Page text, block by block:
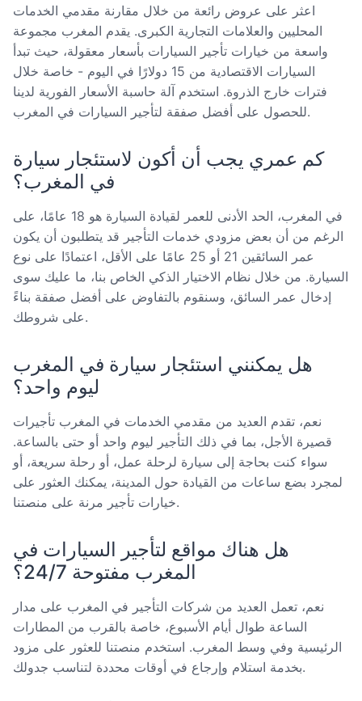
اعثر على عروض رائعة من خلال مقارنة مقدمي الخدمات
المحليين والعلامات التجارية الكبرى. يقدم المغرب مجموعة
واسعة من خيارات تأجير السيارات بأسعار معقولة، حيث تبدأ
السيارات الاقتصادية من 15 دولارًا في اليوم - خاصة خلال
فترات خارج الذروة. استخدم آلة حاسبة الأسعار الفورية لدينا
للحصول على أفضل صفقة لتأجير السيارات في المغرب.
كم عمري يجب أن أكون لاستئجار سيارة
في المغرب؟
في المغرب، الحد الأدنى للعمر لقيادة السيارة هو 18 عامًا، على
الرغم من أن بعض مزودي خدمات التأجير قد يتطلبون أن يكون
عمر السائقين 21 أو 25 عامًا على الأقل، اعتمادًا على نوع
السيارة. من خلال نظام الاختيار الذكي الخاص بنا، ما عليك سوى
إدخال عمر السائق، وسنقوم بالتفاوض على أفضل صفقة بناءً
على شروطك.
هل يمكنني استئجار سيارة في المغرب
ليوم واحد؟
نعم، تقدم العديد من مقدمي الخدمات في المغرب تأجيرات
قصيرة الأجل، بما في ذلك التأجير ليوم واحد أو حتى بالساعة.
سواء كنت بحاجة إلى سيارة لرحلة عمل، أو رحلة سريعة، أو
لمجرد بضع ساعات من القيادة حول المدينة، يمكنك العثور على
خيارات تأجير مرنة على منصتنا.
هل هناك مواقع لتأجير السيارات في
المغرب مفتوحة 24/7؟
نعم، تعمل العديد من شركات التأجير في المغرب على مدار
الساعة طوال أيام الأسبوع، خاصة بالقرب من المطارات
الرئيسية وفي وسط المغرب. استخدم منصتنا للعثور على مزود
بخدمة استلام وإرجاع في أوقات محددة لتناسب جدولك.